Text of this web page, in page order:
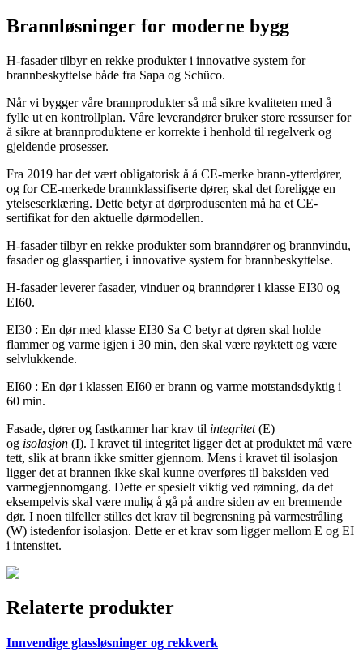
Brannløsninger for moderne bygg
H-fasader tilbyr en rekke produkter i innovative system for
brannbeskyttelse både fra Sapa og Schüco.
Når vi bygger våre brannprodukter så må sikre kvaliteten med å
fylle ut en kontrollplan. Våre leverandører bruker store ressurser for
å sikre at brannproduktene er korrekte i henhold til regelverk og
gjeldende prosesser.
Fra 2019 har det vært obligatorisk å å CE-merke brann-ytterdører,
og for CE-merkede brannklassifiserte dører, skal det foreligge en
ytelseserklæring. Dette betyr at dørprodusenten må ha et CE-
sertifikat for den aktuelle dørmodellen.
H-fasader tilbyr en rekke produkter som branndører og brannvindu,
fasader og glasspartier, i innovative system for brannbeskyttelse.
H-fasader leverer fasader, vinduer og branndører i klasse EI30 og
EI60.
EI30 : En dør med klasse EI30 Sa C betyr at døren skal holde
flammer og varme igjen i 30 min, den skal være røyktett og være
selvlukkende.
EI60 : En dør i klassen EI60 er brann og varme motstandsdyktig i
60 min.
Fasade, dører og fastkarmer har krav til integritet(E)
og isolasjon (I). I kravet til integritet ligger det at produktet må være
tett, slik at brann ikke smitter gjennom. Mens i kravet til isolasjon
ligger det at brannen ikke skal kunne overføres til baksiden ved
varmegjennomgang. Dette er spesielt viktig ved rømning, da det
eksempelvis skal være mulig å gå på andre siden av en brennende
dør. I noen tilfeller stilles det krav til begrensning på varmestråling
(W) istedenfor isolasjon. Dette er et krav som ligger mellom E og EI
i intensitet.
Relaterte produkter
Innvendige glassløsninger og rekkverk